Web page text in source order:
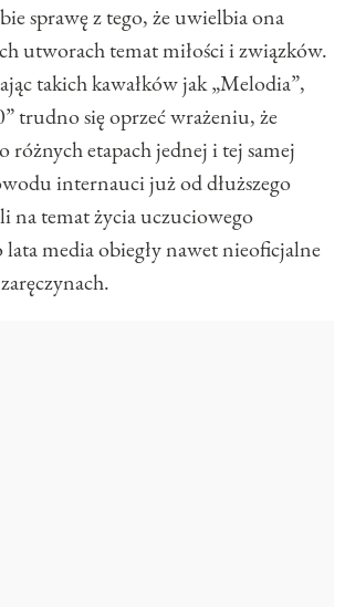
sprawę z tego, że uwielbia ona
utworach temat miłości i związków.
takich kawałków jak „Melodia”,
trudno się oprzeć wrażeniu, że
różnych etapach jednej i tej samej
internauci już od dłuższego
na temat życia uczuciowego
media obiegły nawet nieoficjalne